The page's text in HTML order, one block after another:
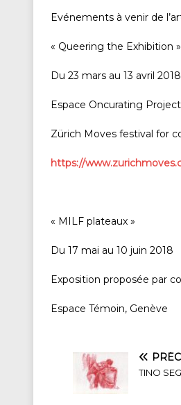
Evénements à venir de
« Queering the Exhibition »
Du 23 mars au 13 avril 2018
Espace Oncurating
Zürich Moves festival for
https://
« MILF plateaux »
Du 17 mai au 10 juin 2018
Exposition proposée par
Espace Témoin, Genève
TINO